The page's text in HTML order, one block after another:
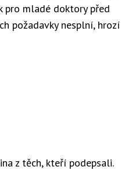
pro mladé doktory před
požadavky nesplní, hrozí
z těch, kteří podepsali.